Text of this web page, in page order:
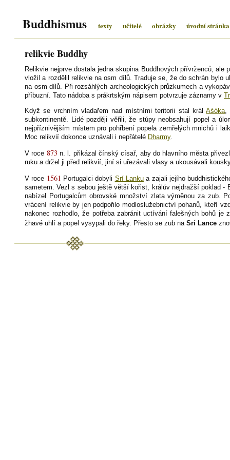
Buddhismus texty učitelé obrázky úvodní stránka
relikvie Buddhy
Relikvie nejprve dostala jedna skupina Buddhových přívrženců,
vložil a rozdělil relikvie na osm dílů. Traduje se, že do schrán bylo
na osm dílů. Při rozsáhlých archeologických průzkumech a
příbuzní. Tato nádoba s prákrtským nápisem potvrzuje záznamy v
Když se vrchním vladařem nad místními teritorii stal králAśóka,
subkontinentě. Lidé později věřili, že stúpy neobsahují popel a
nejpříznivějším místem pro pohřbení popela zemřelých mnichů i
Moc relikvií dokonce uznávali i nepřátelé Dharmy.
V roce 873n. l. přikázal čínský císař, aby do hlavního města
ruku a držel ji před relikvií, jiní si uřezávali vlasy a ukousávali
V roce 1561 Portugalci dobyli Srí Lankua zajali jejího
sametem. Vezl s sebou ještě větší kořist, králův nejdražší poklad
nabízel Portugalcům obrovské množství zlata výměnou za zub.
vrácení relikvie by jen podpořilo modloslužebnictví pohanů, kteří
nakonec rozhodlo, že potřeba zabránit uctívání falešných bohů
žhavé uhlí a popel vysypali do řeky. Přesto se zub na Srí Lance